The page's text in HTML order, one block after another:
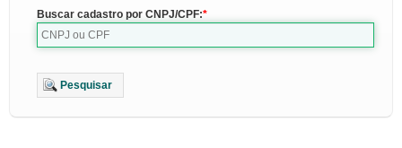
Buscar cadastro por CNPJ/CPF:
Pesquisar